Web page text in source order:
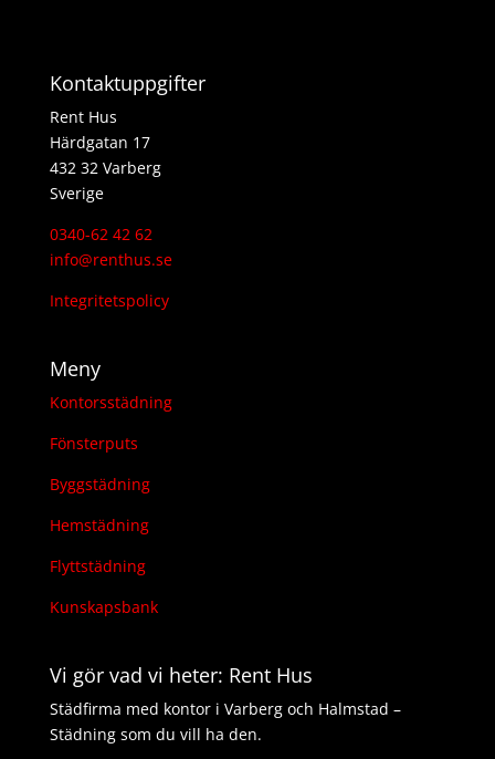
Kontaktuppgifter
Rent Hus
Härdgatan 17
432 32 Varberg
Sverige
0340-62 42 62
info@renthus.se
Integritetspolicy
Meny
Kontorsstädning
Fönsterputs
Byggstädning
Hemstädning
Flyttstädning
Kunskapsbank
Vi gör vad vi heter: Rent Hus
Städfirma med kontor i Varberg och Halmstad –
Städning som du vill ha den.